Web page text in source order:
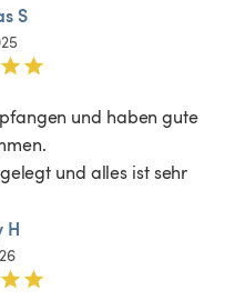
S
und haben gute
und alles ist sehr
H